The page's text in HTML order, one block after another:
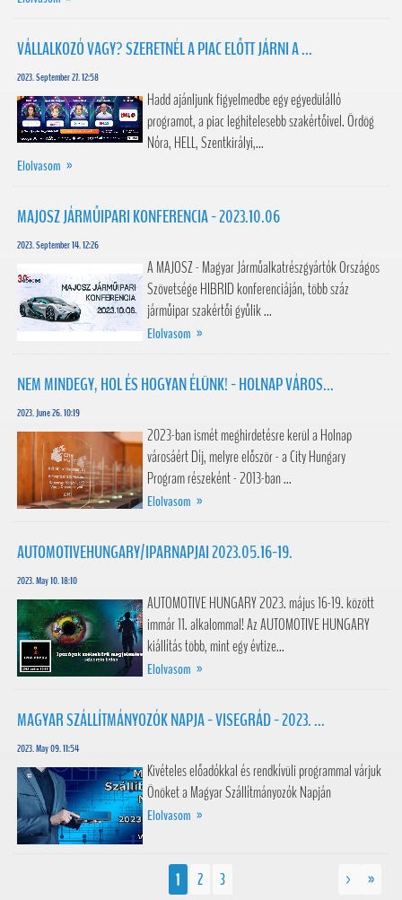
VÁLLALKOZÓ VAGY? SZERETNÉL A PIAC ELŐTT JÁRNI A ...
2023. September 27. 12:58
Hadd ajánljunk figyelmedbe egy egyedülálló
programot, a piac leghitelesebb szakértőivel. Ördög
Nóra, HELL, Szentkirályi,...
Elolvasom »
MAJOSZ JÁRMŰIPARI KONFERENCIA - 2023.10.06
2023. September 14. 12:26
A MAJOSZ - Magyar Járműalkatrészgyártók Országos
Szövetsége HIBRID konferenciáján, több száz
járműipar szakértői gyűlik ...
Elolvasom »
NEM MINDEGY, HOL ÉS HOGYAN ÉLÜNK! - HOLNAP VÁROS...
2023. June 26. 10:19
2023-ban ismét meghirdetésre kerül a Holnap
városáért Díj, melyre először - a City Hungary
Program részeként - 2013-ban ...
Elolvasom »
AUTOMOTIVEHUNGARY/IPARNAPJAI 2023.05.16-19.
2023. May 10. 18:10
AUTOMOTIVE HUNGARY 2023. május 16-19. között
immár 11. alkalommal! Az AUTOMOTIVE HUNGARY
kiállítás több, mint egy évtize...
Elolvasom »
MAGYAR SZÁLLÍTMÁNYOZÓK NAPJA - VISEGRÁD - 2023. ...
2023. May 09. 11:54
Kivételes előadókkal és rendkívüli programmal várjuk
Önöket a Magyar Szállítmányozók Napján
Elolvasom »
1 2 3 > »